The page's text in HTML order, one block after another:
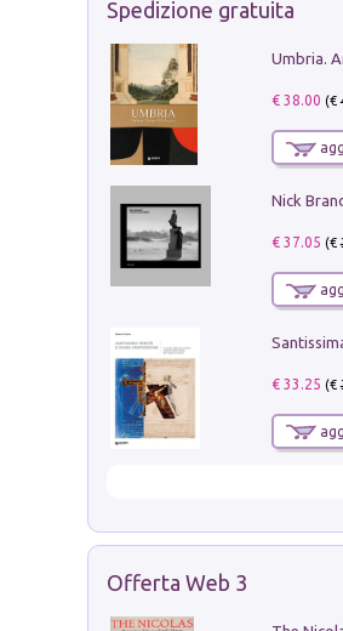
Spedizione gratuita
Umbria.
€ 38.00 (€
Nick
€ 37.05 (€
€ 33.25 (€
Offerta Web 3